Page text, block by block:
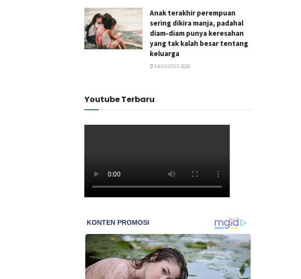
Anak terakhir perempuan
sering dikira manja, padahal
diam-diam punya keresahan
yang tak kalah besar tentang
keluarga
5 AGUSTUS 2026
Youtube Terbaru